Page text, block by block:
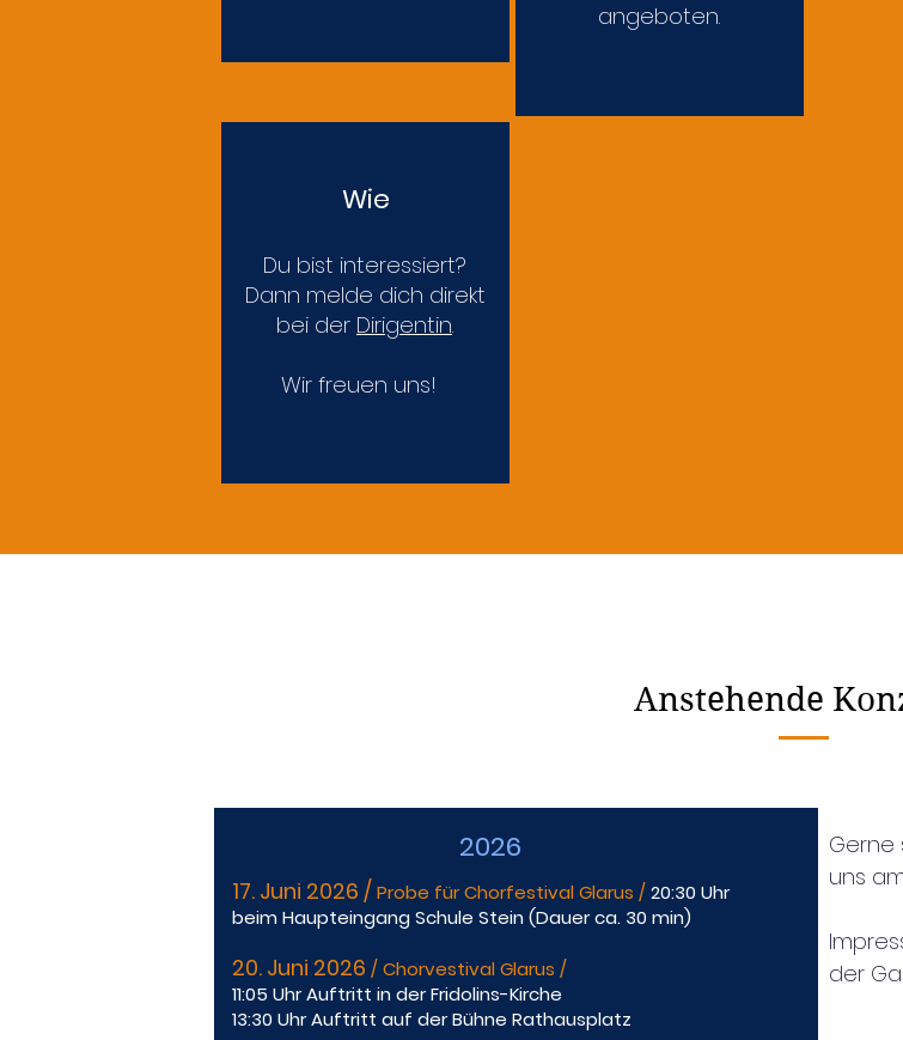
angeboten.
Wie
Du bist interessiert?
Dann melde dich direkt
bei der Dirigentin.
Wir freuen uns!
Anstehende
2026
17. Juni 2026 /Probe für Chorfestival Glarus /20:30 Uhr
beim Haupteingang Schule Stein (Dauer ca. 30 min)
20. Juni 2026 / Chorvestival Glarus /
11:05 Uhr Auftritt in der Fridolins-Kirche
13:30 Uhr Auftritt auf der Bühne Rathausplatz
Gerne
uns
der